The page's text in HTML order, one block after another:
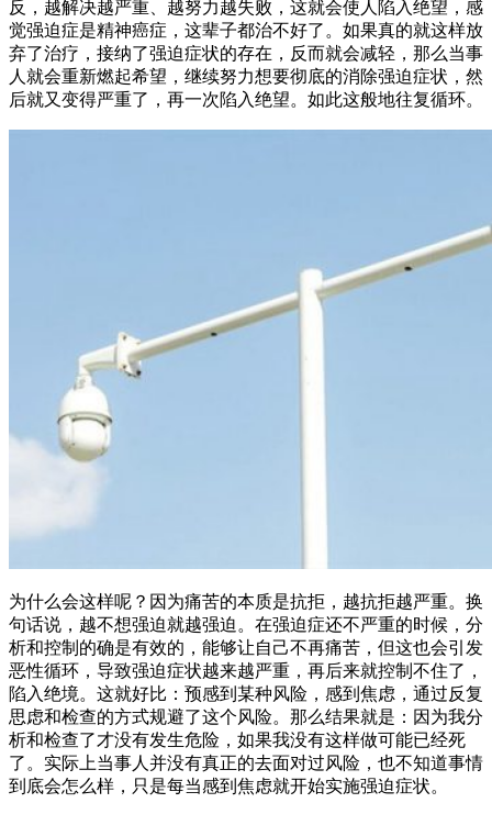
反，越解决越严重、越努力越失败，这就会使人陷入绝望，感
觉强迫症是精神癌症，这辈子都治不好了。如果真的就这样放
弃了治疗，接纳了强迫症状的存在，反而就会减轻，那么当事
人就会重新燃起希望，继续努力想要彻底的消除强迫症状，然
后就又变得严重了，再一次陷入绝望。如此这般地往复循环。
为什么会这样呢？因为痛苦的本质是抗拒，越抗拒越严重。换
句话说，越不想强迫就越强迫。在强迫症还不严重的时候，分
析和控制的确是有效的，能够让自己不再痛苦，但这也会引发
恶性循环，导致强迫症状越来越严重，再后来就控制不住了，
陷入绝境。这就好比：预感到某种风险，感到焦虑，通过反复
思虑和检查的方式规避了这个风险。那么结果就是：因为我分
析和检查了才没有发生危险，如果我没有这样做可能已经死
了。实际上当事人并没有真正的去面对过风险，也不知道事情
到底会怎么样，只是每当感到焦虑就开始实施强迫症状。